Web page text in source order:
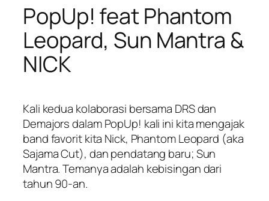
PopUp! feat Phantom
Leopard, Sun Mantra &
NICK
Kali kedua kolaborasi bersama DRS dan
Demajors dalam PopUp! kali ini kita mengajak
band favorit kita Nick, Phantom Leopard (aka
Sajama Cut), dan pendatang baru; Sun
Mantra. Temanya adalah kebisingan dari
tahun 90-an.